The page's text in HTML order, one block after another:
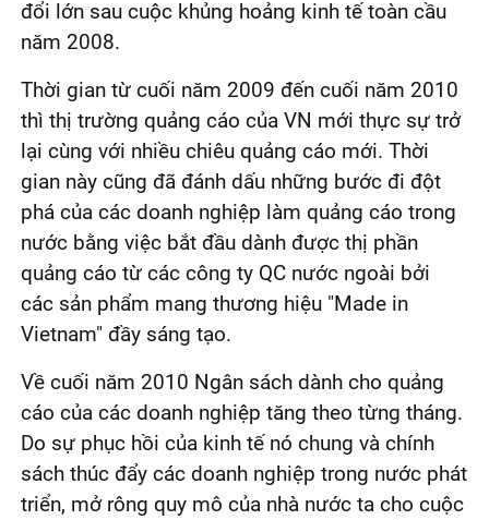
đổi lớn sau cuộc khủng hoảng kinh tế toàn cầu
năm 2008.
Thời gian từ cuối năm 2009 đến cuối năm 2010
thì thị trường quảng cáo của VN mới thực sự trở
lại cùng với nhiều chiêu quảng cáo mới. Thời
gian này cũng đã đánh dấu những bước đi đột
phá của các doanh nghiệp làm quảng cáo trong
nước bằng việc bắt đầu dành được thị phần
quảng cáo từ các công ty QC nước ngoài bởi
các sản phẩm mang thương hiệu "Made in
Vietnam" đầy sáng tạo.
Về cuối năm 2010 Ngân sách dành cho quảng
cáo của các doanh nghiệp tăng theo từng tháng.
Do sự phục hồi của kinh tế nó chung và chính
sách thúc đẩy các doanh nghiệp trong nước phát
triển, mở rông quy mô của nhà nước ta cho cuộc